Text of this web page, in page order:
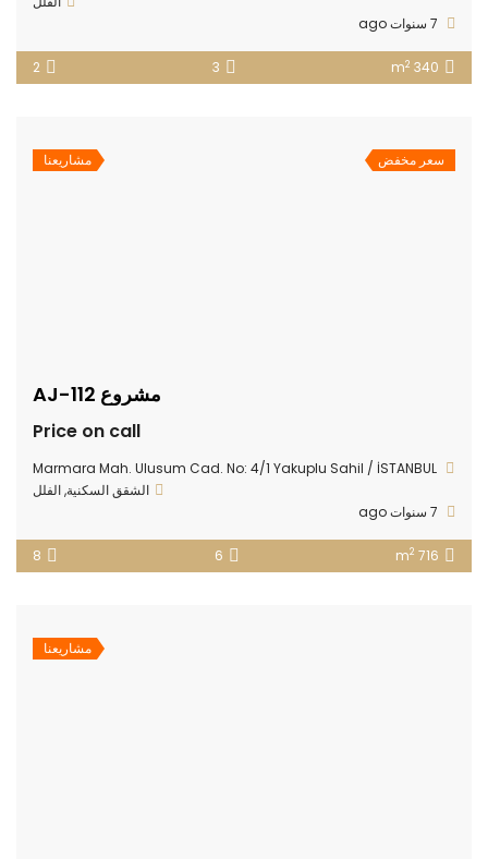
340 m
2
3
2
سعر مخفض مشاريعنا
مشروع AJ-112
Price on call
Marmara Mah. Ulusum Cad. No: 4/1 Yakuplu Sahil / İSTANBUL
الشقق السكنية,الفلل
716 m
2
6
8
مشاريعنا